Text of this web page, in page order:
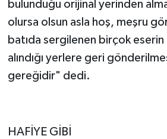
bulunduğu orijinal yerinden
olursa olsun asla hoş, meşru
batıda sergilenen birçok eserin
alındığı yerlere geri
gereğidir" dedi.
HAFİYE GİBİ